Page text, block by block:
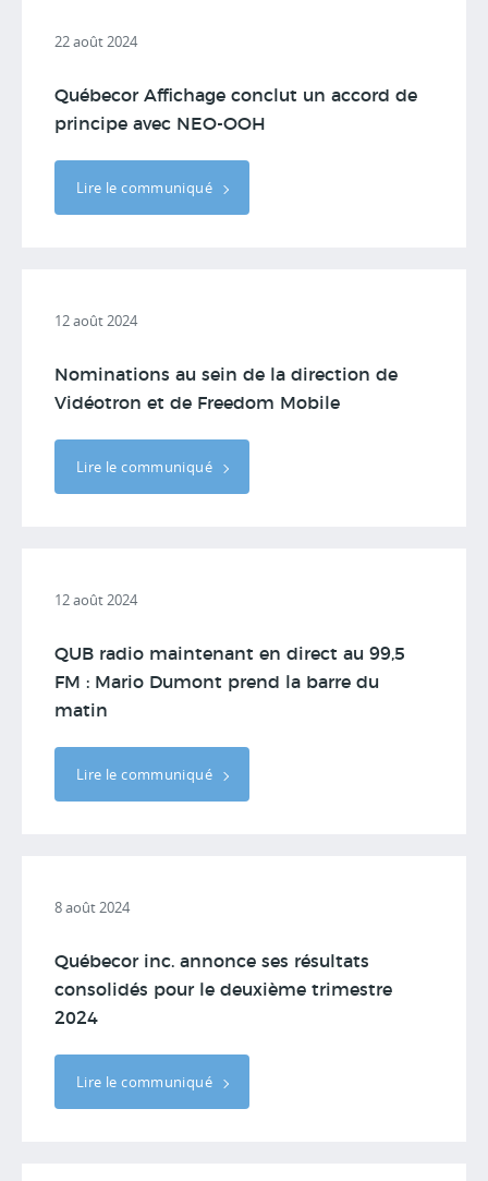
22 août 2024
Québecor Affichage conclut un accord de
principe avec NEO-OOH
Lire le communiqué
12 août 2024
Nominations au sein de la direction de
Vidéotron et de Freedom Mobile
Lire le communiqué
12 août 2024
QUB radio maintenant en direct au 99,5
FM : Mario Dumont prend la barre du
matin
Lire le communiqué
8 août 2024
Québecor inc. annonce ses résultats
consolidés pour le deuxième trimestre
2024
Lire le communiqué